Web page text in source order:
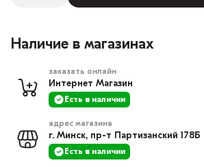
Наличие в магазинах
заказать онлайн
Интернет Магазин
Есть в наличии
адрес магазина
г. Минск, пр-т Партизанский 178Б
Есть в наличии